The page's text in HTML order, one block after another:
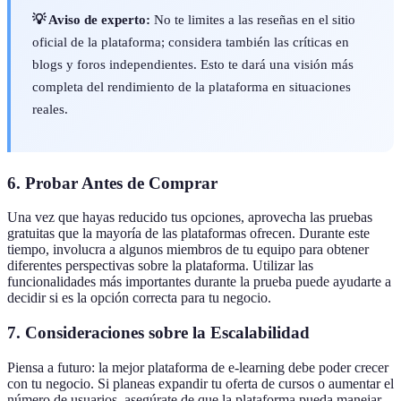
💡 Aviso de experto: No te limites a las reseñas en el sitio
oficial de la plataforma; considera también las críticas en
blogs y foros independientes. Esto te dará una visión más
completa del rendimiento de la plataforma en situaciones
reales.
6. Probar Antes de Comprar
Una vez que hayas reducido tus opciones, aprovecha las pruebas
gratuitas que la mayoría de las plataformas ofrecen. Durante este
tiempo, involucra a algunos miembros de tu equipo para obtener
diferentes perspectivas sobre la plataforma. Utilizar las
funcionalidades más importantes durante la prueba puede ayudarte a
decidir si es la opción correcta para tu negocio.
7. Consideraciones sobre la Escalabilidad
Piensa a futuro: la mejor plataforma de e-learning debe poder crecer
con tu negocio. Si planeas expandir tu oferta de cursos o aumentar el